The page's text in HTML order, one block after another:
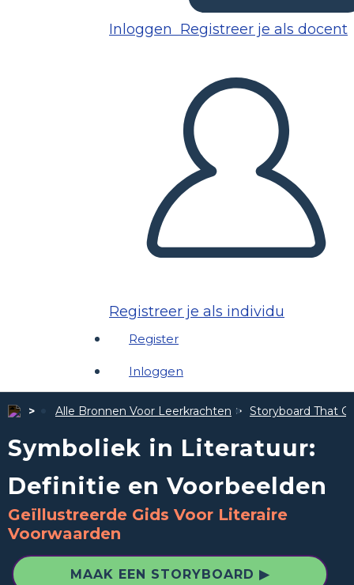
Inloggen Registreer je als docent
Registreer je als individu
Register
Inloggen
Alle Bronnen Voor Leerkrachten Storyboard That
Symboliek in Literatuur:
Definitie en Voorbeelden
Geïllustreerde Gids Voor Literaire
Voorwaarden
MAAK EEN STORYBOARD ▶